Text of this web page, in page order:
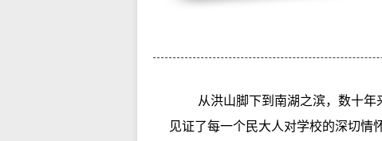
从洪山脚下到南湖之滨，数十
见证了每一个民大人对学校的深切情怀